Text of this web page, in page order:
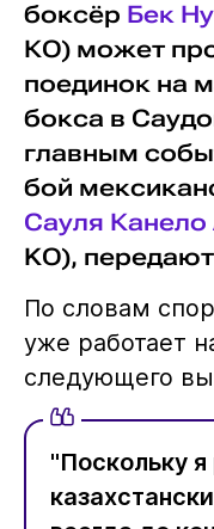
боксёр Бек
КО) может
поединок на
бокса в
главным
бой
Сауля Канело
KO),
По словам
уже работает
следующего
"Поскольку